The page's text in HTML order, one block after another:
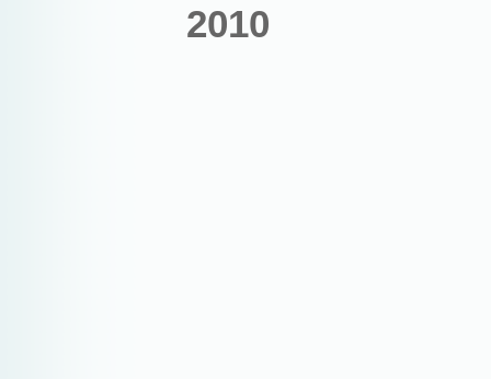
2010